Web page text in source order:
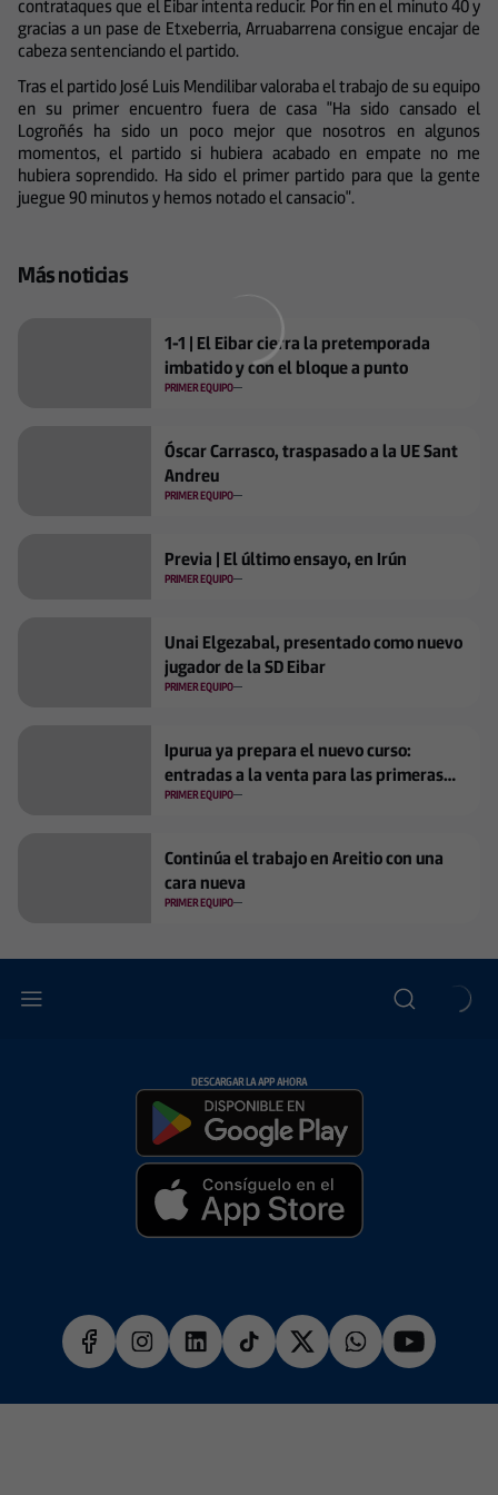
contrataques que el Eibar intenta reducir. Por fin en el minuto 40 y
gracias a un pase de Etxeberria, Arruabarrena consigue encajar de
cabeza sentenciando el partido.
Tras el partido José Luis Mendilibar valoraba el trabajo de su equipo
en su primer encuentro fuera de casa "Ha sido cansado el
Logroñés ha sido un poco mejor que nosotros en algunos
momentos, el partido si hubiera acabado en empate no me
hubiera soprendido. Ha sido el primer partido para que la gente
juegue 90 minutos y hemos notado el cansacio".
Más noticias
1-1 | El Eibar cierra la pretemporada
imbatido y con el bloque a punto
PRIMER EQUIPO
Óscar Carrasco, traspasado a la UE Sant
Andreu
PRIMER EQUIPO
Previa | El último ensayo, en Irún
PRIMER EQUIPO
Unai Elgezabal, presentado como nuevo
jugador de la SD Eibar
PRIMER EQUIPO
Ipurua ya prepara el nuevo curso:
entradas a la venta para las primeras
jornadas
PRIMER EQUIPO
Continúa el trabajo en Areitio con una
cara nueva
PRIMER EQUIPO
DESCARGAR LA APP AHORA